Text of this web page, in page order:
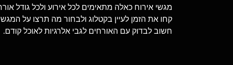
מגשי אירוח כאלה מתאימים לכל אירוע ולכל גודל
קחו את הזמן לעיין בקטלוג ולבחור מה תרצו על
חשוב לבדוק עם האורחים לגבי אלרגיות לאוכל קודם.